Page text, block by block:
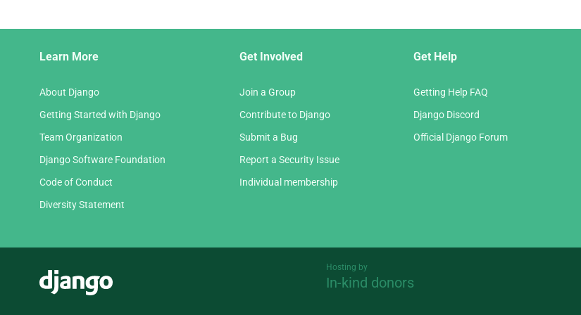
Learn More
About Django
Getting Started with Django
Team Organization
Django Software Foundation
Code of Conduct
Diversity Statement
Get Involved
Join a Group
Contribute to Django
Submit a Bug
Report a Security Issue
Individual membership
Get Help
Getting Help FAQ
Django Discord
Official Django Forum
Hosting by
In-kind donors